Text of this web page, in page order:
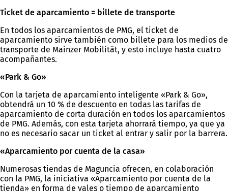
e
t
a
ñ
a
Ticket de aparcamiento = billete de transporte
En todos los aparcamientos de PMG, el ticket de
aparcamiento sirve también como billete para los medios de
transporte de Mainzer Mobilität, y esto incluye hasta cuatro
acompañantes.
«Park & Go»
Con la tarjeta de aparcamiento inteligente «Park & Go»,
obtendrá un 10 % de descuento en todas las tarifas de
aparcamiento de corta duración en todos los aparcamientos
de PMG. Además, con esta tarjeta ahorrará tiempo, ya que ya
no es necesario sacar un ticket al entrar y salir por la barrera.
«Aparcamiento por cuenta de la casa»
Numerosas tiendas de Maguncia ofrecen, en colaboración
con la PMG, la iniciativa «Aparcamiento por cuenta de la
tienda» en forma de vales o tiempo de aparcamiento